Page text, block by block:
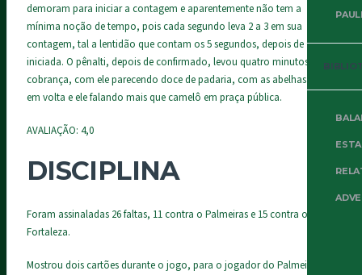
demoram para iniciar a contagem e aparentemente não tem a
mínima noção de tempo, pois cada segundo leva 2 a 3 em sua
contagem, tal a lentidão que contam os 5 segundos, depois de
iniciada. O pênalti, depois de confirmado, levou quatro minutos até a
cobrança, com ele parecendo doce de padaria, com as abelhas todas
em volta e ele falando mais que camelô em praça pública.
AVALIAÇÃO: 4,0
DISCIPLINA
Foram assinaladas 26 faltas, 11 contra o Palmeiras e 15 contra o
Fortaleza.
Mostrou dois cartões durante o jogo, para o jogador do Palmeiras